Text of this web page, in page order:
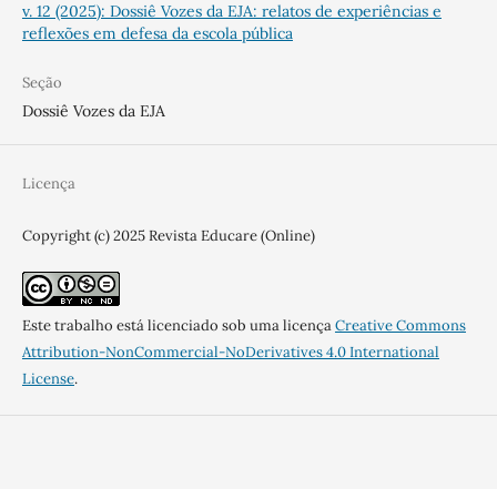
v. 12 (2025): Dossiê Vozes da EJA: relatos de experiências e
reflexões em defesa da escola pública
Seção
Dossiê Vozes da EJA
Licença
Copyright (c) 2025 Revista Educare (Online)
Este trabalho está licenciado sob uma licençaCreative Commons
Attribution-NonCommercial-NoDerivatives 4.0 International
License.